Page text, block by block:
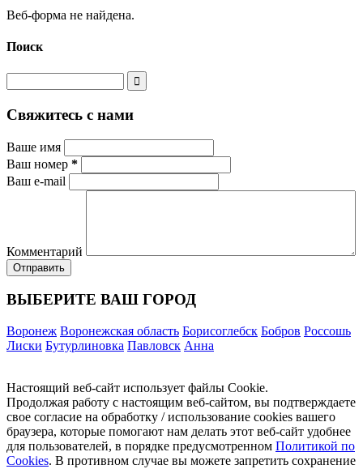
Веб-форма не найдена.
Поиск
Свяжитесь с нами
Ваше имя
Ваш номер *
Ваш e-mail
Комментарий
ВЫБЕРИТЕ ВАШ ГОРОД
Воронеж Воронежская область Борисоглебск Бобров Россошь
Лиски Бутурлиновка Павловск Анна
Настоящий веб-сайт использует файлы Cookie.
Продолжая работу с настоящим веб-сайтом, вы подтверждаете
свое согласие на обработку / использование cookies вашего
браузера, которые помогают нам делать этот веб-сайт удобнее
для пользователей, в порядке предусмотренном Политикой по
Cookies. В противном случае вы можете запретить сохранение